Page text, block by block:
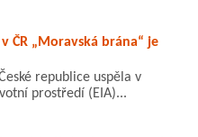
„Moravská brána“ je
republice uspěla v
prostředí (EIA)...